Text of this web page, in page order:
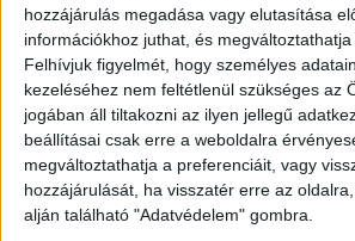
hozzájárulás megadása vagy elutasítása
információkhoz juthat, és megváltoztathatja
Felhívjuk figyelmét, hogy személyes
kezeléséhez nem feltétlenül szükséges az
jogában áll tiltakozni az ilyen jellegű
beállításai csak erre a weboldalra
megváltoztathatja a preferenciáit, vagy
hozzájárulását, ha visszatér erre az
alján található "Adatvédelem" gombra.
A lőszer elkülönített
A lőszer tárolásánál szintén
elkülönítés. A fegyver és a lőszer
egyetlen, szabadon hozzáférhető
külön zárható lőszertartó segít